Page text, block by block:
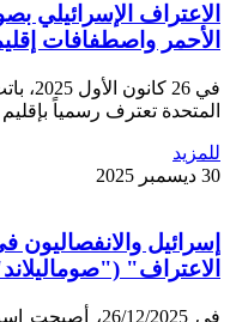
الاعتراف الإسرائيلي
الأحمر واصطفافات
في 26
المتحدة تعترف رسمياً
للمزيد
30 ديسمبر 2025
إسرائيل
الاعتراف"
في 26/12/2025،